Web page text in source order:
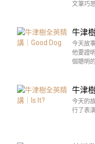
文筆巧
牛津
今天故
他要證
個聰明
牛津
今天的
行了表